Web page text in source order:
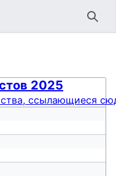
2025
ссылающиеся